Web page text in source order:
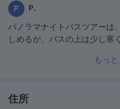
P P.
パノラマナイトバスツアーは
しめるが、バスの上は少し寒
もっ
住所